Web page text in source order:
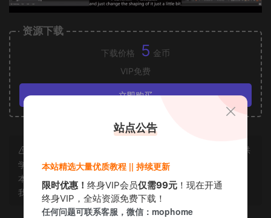
资源下载
下载价格 5 金币
VIP免费
立即购买
声明：本站所有资源均为互联网收集而来和网友投稿，仅供
学习交流使用，如资源适合请购买正版体验更完善的服务；若
本站侵犯了您的合法权益，可联系我们删除，给您带来的不便
我们深表歉意。
站点公告
本站精选大量优质教程 || 持续更新
限时优惠！ 终身VIP会员仅需99元 ！现在开通
终身VIP，全站资源免费下载！
任何问题可联系客服，微信：mophome